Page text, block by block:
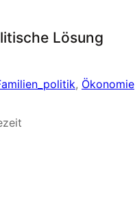
Lösung
, Ökonomie